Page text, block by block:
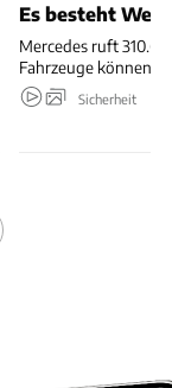
Es besteht
Mercedes ruft
Fahrzeuge können
Sicherheit